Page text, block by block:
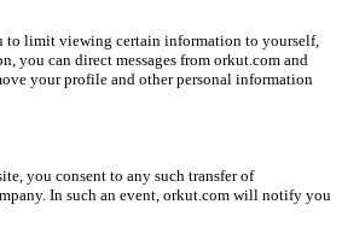
to limit viewing certain information to yourself,
can direct messages from orkut.com and
your profile and other personal information
you consent to any such transfer of
In such an event, orkut.com will notify you